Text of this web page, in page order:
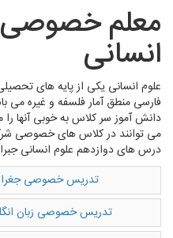
دبستان
کنکور
مهارت
معلم خصوصی
انسانی
علوم انسانی یکی از پایه های
فارسی منطق آمار فلسفه و غیره
دانش آموز سر کلاس به خوبی آنها
می توانند در کلاس های خصوصی
درس های دوازدهم علوم انسانی
تدریس خصوصی
تدریس خصوصی زبان